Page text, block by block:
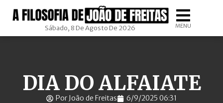
Sábado, 8 De Agosto De 2026 MENU
DIA DO ALFAIATE
Por João de Freitas 6/9/2025 06:31